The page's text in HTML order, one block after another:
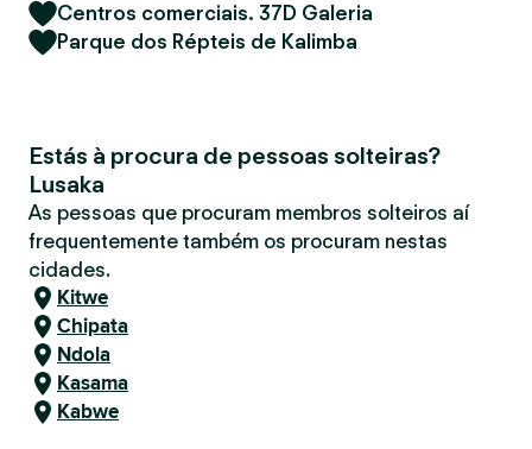
Centros comerciais. 37D Galeria
Parque dos Répteis de Kalimba
Estás à procura de pessoas solteiras?
Lusaka
As pessoas que procuram membros solteiros aí
frequentemente também os procuram nestas
cidades.
Kitwe
Chipata
Ndola
Kasama
Kabwe